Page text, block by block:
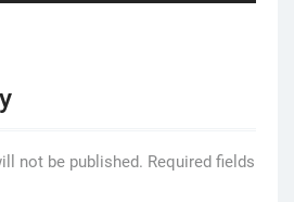
not be published. Required fields